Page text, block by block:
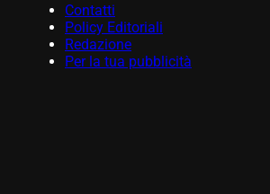
Contatti
Policy Editoriali
Redazione
Per la tua pubblicità